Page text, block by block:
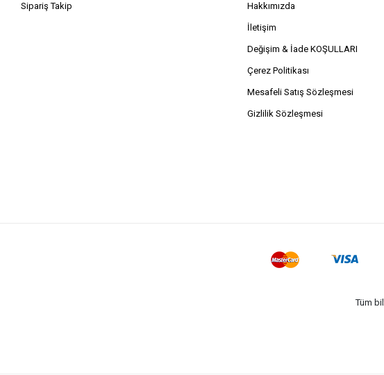
Sipariş Takip Hakkımızda
İletişim
Değişim & İade KOŞULLARI
Çerez Politikası
Mesafeli Satış Sözleşmesi
Gizlilik Sözleşmesi
Tüm